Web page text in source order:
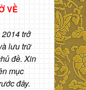
VỀ
trở
lưu trữ
đề. Xin
mục
đây.